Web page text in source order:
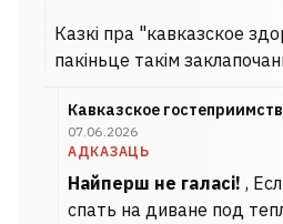
Казкі пра "кавказское
пакіньце такім
Кавказское
07.06.2026
АДКАЗАЦЬ
Найперш не галасі! ,
спать на диване под